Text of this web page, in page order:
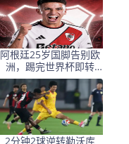
阿根廷25岁国脚告别欧
洲，踢完世界杯即转
会！正值巅峰回归阿超
2分钟2球逆转勒沃库